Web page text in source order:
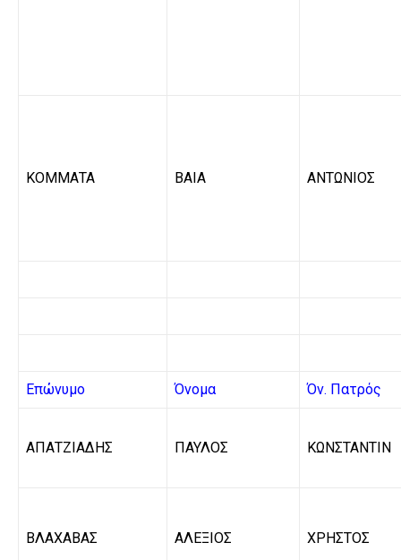
ΚΟΜΜΑΤΑ ΒΑΙΑ ΑΝΤΩΝΙΟΣ
Επώνυμο Όνομα Όν. Πατρός
ΑΠΑΤΖΙΑΔΗΣ ΠΑΥΛΟΣ ΚΩΝΣΤΑΝΤΙΝ
ΒΛΑΧΑΒΑΣ ΑΛΕΞΙΟΣ ΧΡΗΣΤΟΣ